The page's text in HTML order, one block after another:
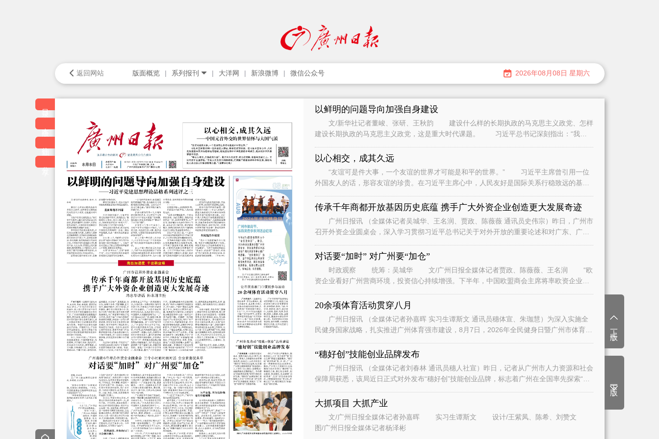
返回网站 版面概览 系列报刊 大洋网 新浪微博 微信公众号 2026年08月08日 星期六
以鲜明的问题导向加强自身建设
文/新华社记者董峻、张研、王秋韵 建设什么样的长期执政的马克思主义政党、怎样
建设长期执政的马克思主义政党，这是重大时代课题。 习近平总书记深刻指出：“我们
以心相交，成其久远
“友谊可是件大事，一个友谊的世界才可能是和平的世界。” 习近平主席曾引用一位
外国友人的话，形容友谊的珍贵。在习近平主席心中，人民友好是国际关系行稳致远的基
传承千年商都开放基因历史底蕴 携手广大外资企业创造更大发展奇迹
广州日报讯 （全媒体记者吴城华、王名润、贾政、陈薇薇 通讯员史伟宗）昨日，广州市
召开外资企业圆桌会，深入学习贯彻习近平总书记关于对外开放的重要论述和对广东、广州
对话要“加时” 对广州要“加仓”
时政观察 统筹：吴城华 文/广州日报全媒体记者贾政、陈薇薇、王名润 “欧
资企业看好广州营商环境，投资信心持续增强。下半年，中国欧盟商会主席将率欧资企业代
20余项体育活动贯穿八月
广州日报讯 （全媒体记者孙嘉晖 实习生谭斯文 通讯员穗体宣、朱珈慧）为深入实施全
民健身国家战略，扎实推进广州体育强市建设，8月7日，2026年全民健身日暨广州市体育
“穗好创”技能创业品牌发布
广州日报讯 （全媒体记者刘春林 通讯员穗人社宣）昨日，记者从广州市人力资源和社会
保障局获悉，该局近日正式对外发布“穗好创”技能创业品牌，标志着广州在全国率先探索“技
大抓项目 大抓产业
文/广州日报全媒体记者孙嘉晖 实习生谭斯文 设计/王紫凤、陈希、刘赞文
图/广州日报全媒体记者杨泽彬